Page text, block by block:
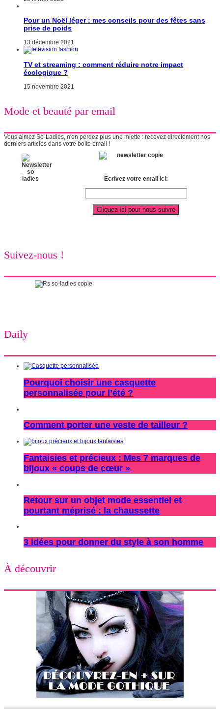
Pour un Noël léger : mes conseils pour des fêtes sans
prise de poids
13 décembre 2021
TV et streaming : comment réduire notre impact
écologique ?
15 novembre 2021
Mode et beauté par email
Vous aimez So-Ladies, n'en perdez plus une miette : recevez directement nos
derniers articles dans votre boite email !
Ecrivez votre email ici:
Suivez-nous !
Daily
Pourquoi choisir une casquette
personnalisée pour l’été ?
Comment porter une veste de tailleur ?
Fantaisies et précieux : Mes 7 marques de
bijoux « coups de cœur »
Retour sur un objet mode essentiel et
pourtant méprisé : la chaussette
3 idées pour donner du style à son homme
À découvrir